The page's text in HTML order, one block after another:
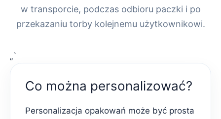
w transporcie, podczas odbioru paczki i po
przekazaniu torby kolejnemu użytkownikowi.
„`
Co można personalizować?
Personalizacja opakowań może być prosta